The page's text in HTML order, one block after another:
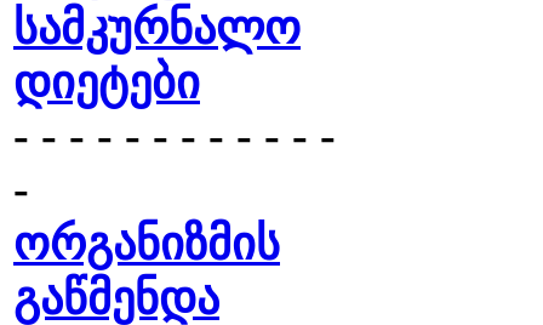
სამკურნალო
დიეტები
- - - - - - - - - - - -
-
ორგანიზმის
გაწმენდა